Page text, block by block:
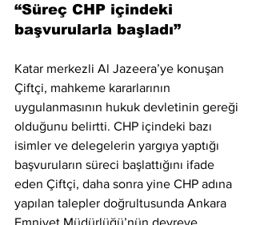
“Süreç CHP içindeki
başvurularla başladı”
Katar merkezli Al Jazeera’ye konuşan
Çiftçi, mahkeme kararlarının
uygulanmasının hukuk devletinin gereği
olduğunu belirtti. CHP içindeki bazı
isimler ve delegelerin yargıya yaptığı
başvuruların süreci başlattığını ifade
eden Çiftçi, daha sonra yine CHP adına
yapılan talepler doğrultusunda Ankara
Emniyet Müdürlüğü’nün devreye